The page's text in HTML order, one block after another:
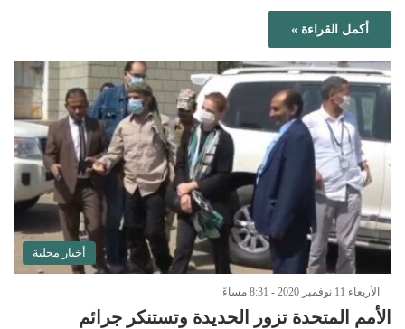
أكمل القراءة »
أخبار محلية
الأربعاء 11 نوفمبر 2020 - 8:31 مساءً
الأمم المتحدة تزور الحديدة وتستنكر جرائم